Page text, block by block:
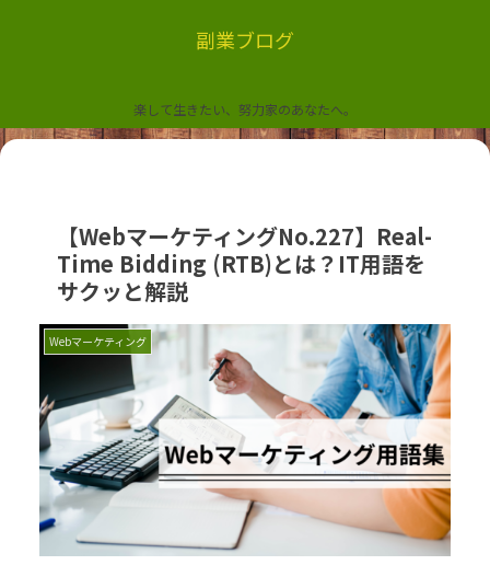
副業ブログ
楽して生きたい、努力家のあなたへ。
【WebマーケティングNo.227】Real-
Time Bidding (RTB)とは？IT用語を
サクッと解説
Webマーケティング